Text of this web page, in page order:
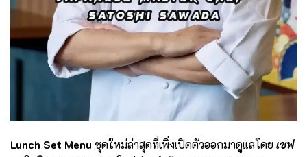
Lunch Set Menu ชุดใหม่ล่าสุดที่เพิ่งเปิดตัวออกมาดูแลโดยเชฟ